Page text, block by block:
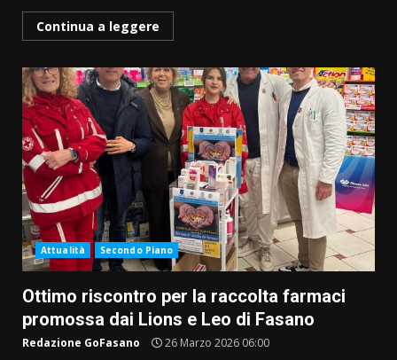
Continua a leggere
Attualità Secondo Piano
Ottimo riscontro per la raccolta farmaci
promossa dai Lions e Leo di Fasano
Redazione GoFasano 26 Marzo 2026 06:00